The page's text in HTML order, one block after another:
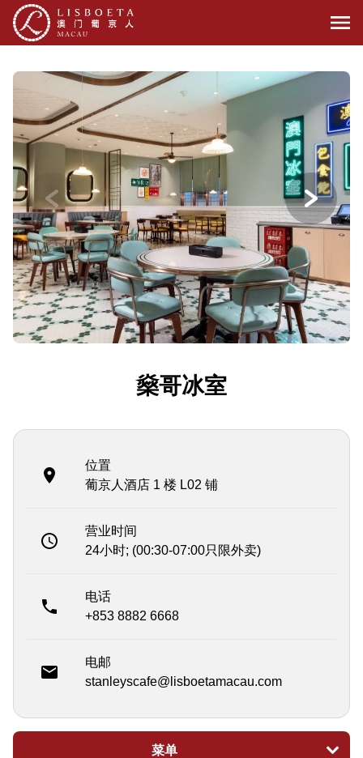
燊哥冰室
位置
葡京人酒店 1 楼 L02 铺
营业时间
24小时; (00:30-07:00只限外卖)
电话
+853 8882 6668
电邮
stanleyscafe@lisboetamacau.com
菜单